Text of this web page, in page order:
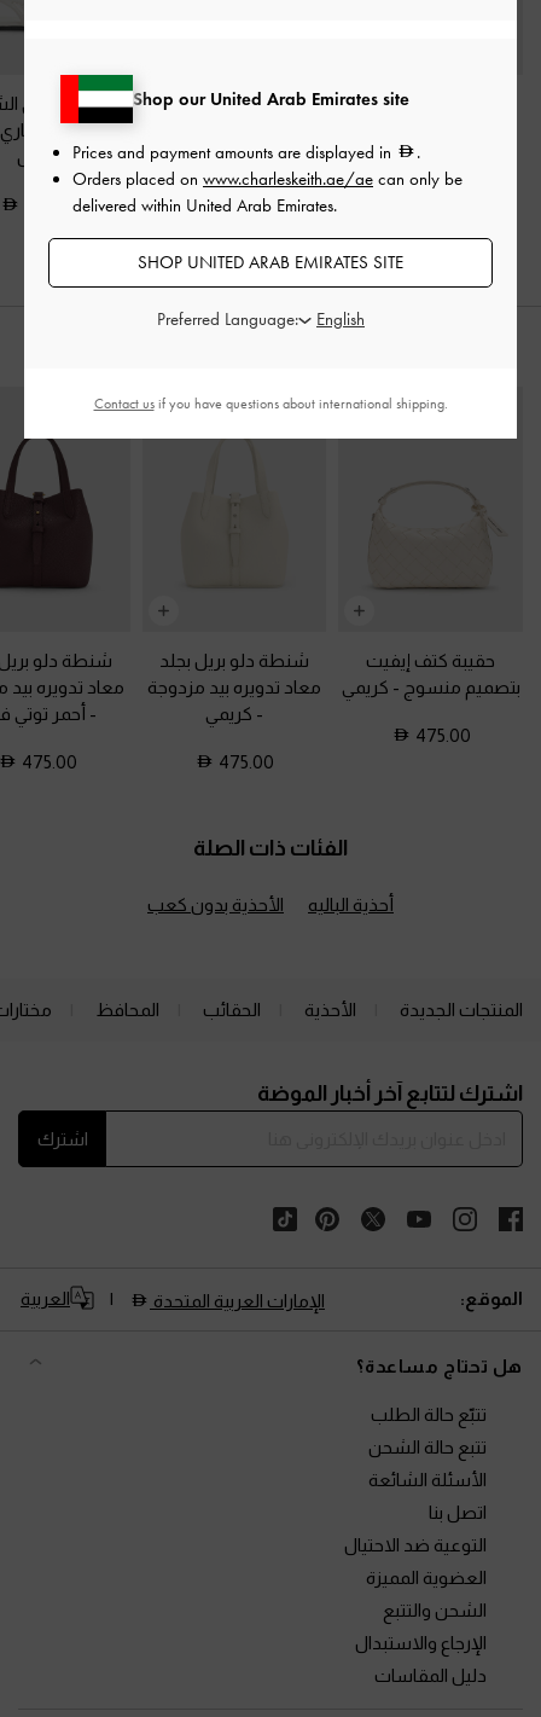
باليرينا جلد مطرزة-
550.00
شبشب شبكي مطرز
325.00
باليرينا إيلوري
بحزام خلفي
أبيض
325.00
حقيبة كتف إيفيت
بتصميم منسوج - كريمي
475.00
شنطة دلو بريل بجلد
معاد تدويره بيد مزدوجة
- كريمي
475.00
شنطة دلو
معاد تدويره بيد
- أحمر توتي
475.00
الفئات ذات الصلة
أحذية الباليه الأحذية بدون كعب
المنتجات الجديدة الأحذية الحقائب المحافظ
اشترك لتتابع آخر أخبار الموضة
اشترك
الموقع: الإمارات العربية المتحدة العربية
هل تحتاج مساعدة؟
تتبّع حالة الطلب
تتبع حالة الشحن
الأسئلة الشائعة
اتصل بنا
التوعية ضد الاحتيال
العضوية المميزة
الشحن والتتبع
الإرجاع والاستبدال
دليل المقاسات
Shop our United Arab Emirates site
Prices and payment amounts are displayed in
.
Orders placed on www.charleskeith.ae/ae can only be
delivered within United Arab Emirates.
SHOP UNITED ARAB EMIRATES SITE
Preferred Language:
Contact usif you have questions about international shipping.